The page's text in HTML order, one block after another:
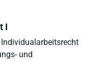
I
und